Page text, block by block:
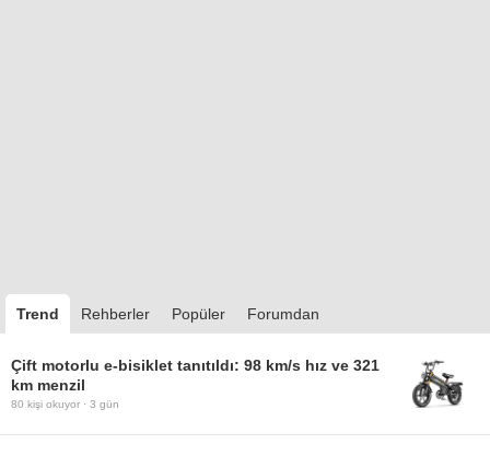
Trend Rehberler Popüler Forumdan
Çift motorlu e-bisiklet tanıtıldı: 98 km/s hız ve 321
km menzil
80 kişi okuyor · 3 gün